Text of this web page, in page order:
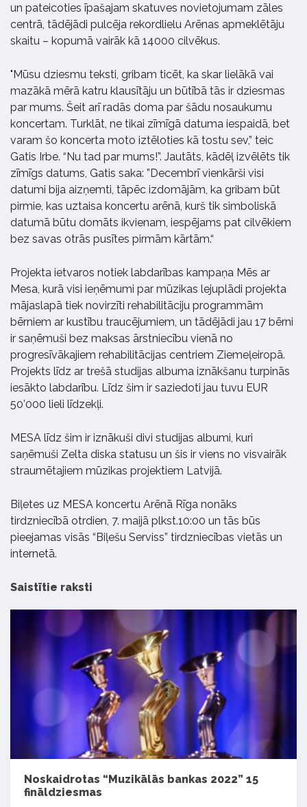
un pateicoties īpašajam skatuves novietojumam zāles
centrā, tādējādi pulcēja rekordlielu Arēnas apmeklētāju
skaitu – kopumā vairāk kā 14000 cilvēkus.
"Mūsu dziesmu teksti, gribam ticēt, ka skar lielākā vai
mazākā mērā katru klausītāju un būtībā tās ir dziesmas
par mums. Šeit arī radās doma par šādu nosaukumu
koncertam. Turklāt, ne tikai zīmīgā datuma iespaidā, bet
varam šo koncerta moto iztēloties kā tostu sev,” teic
Gatis Irbe. “Nu tad par mums!”. Jautāts, kādēļ izvēlēts tik
zīmīgs datums, Gatis saka: ”Decembrī vienkārši visi
datumi bija aizņemti, tāpēc izdomājām, ka gribam būt
pirmie, kas uztaisa koncertu arēnā, kurš tik simboliskā
datumā būtu domāts ikvienam, iespējams pat cilvēkiem
bez savas otrās pusītes pirmām kārtām.“
Projekta ietvaros notiek labdarības kampaņa Mēs ar
Mesa, kurā visi ieņēmumi par mūzikas lejuplādi projekta
mājaslapā tiek novirzīti rehabilitāciju programmām
bērniem ar kustību traucējumiem, un tādējādi jau 17 bērni
ir saņēmuši bez maksas ārstniecību vienā no
progresīvākajiem rehabilitācijas centriem Ziemeļeiropā.
Projekts līdz ar trešā studijas albuma iznākšanu turpinās
iesākto labdarību. Līdz šim ir saziedoti jau tuvu EUR
50’000 lieli līdzekļi.
MESA līdz šim ir iznākuši divi studijas albumi, kuri
saņēmuši Zelta diska statusu un šis ir viens no visvairāk
straumētajiem mūzikas projektiem Latvijā.
Biļetes uz MESA koncertu Arēnā Rīga nonāks
tirdzniecībā otrdien, 7. maijā plkst.10:00 un tās būs
pieejamas visās “Biļešu Serviss” tirdzniecības vietās un
internetā.
Saistītie raksti
Noskaidrotas “Muzikālās bankas 2022” 15
fināldziesmas